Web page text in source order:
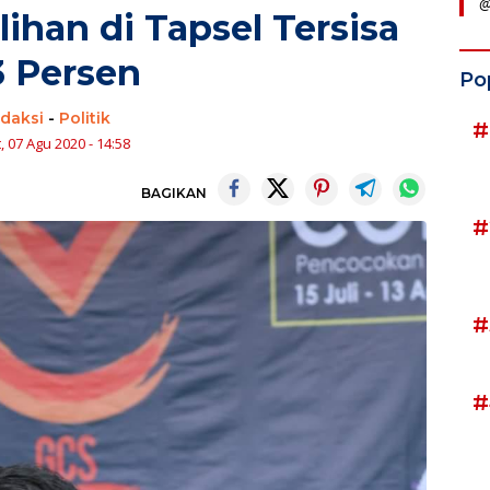
di Tapsel Tersisa
Persen
- Politik
07 Agu 2020 - 14:58
BAGIKAN